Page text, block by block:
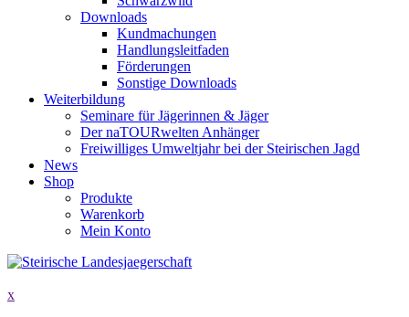
Downloads
Kundmachungen
Handlungsleitfaden
Förderungen
Sonstige Downloads
Weiterbildung
Seminare für Jägerinnen & Jäger
Der naTOURwelten Anhänger
Freiwilliges Umweltjahr bei der Steirischen Jagd
News
Shop
Produkte
Warenkorb
Mein Konto
x